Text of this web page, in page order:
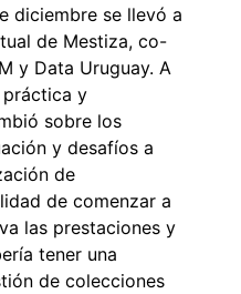
diciembre se llevó a
de Mestiza, co-
y Data Uruguay. A
práctica y
sobre los
y desafíos a
de
de comenzar a
las prestaciones y
tener una
de colecciones